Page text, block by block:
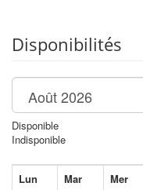
Disponibilités
Disponible
Indisponible
Lun Mar Mer